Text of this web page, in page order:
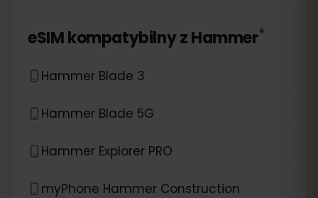
eSIM kompatybilny zHammer*
Hammer Blade 3
Hammer Blade 5G
Hammer Explorer PRO
myPhone Hammer Construction